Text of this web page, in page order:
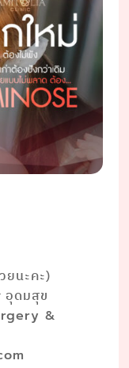
ยนะคะ)
อุดมสุข
&